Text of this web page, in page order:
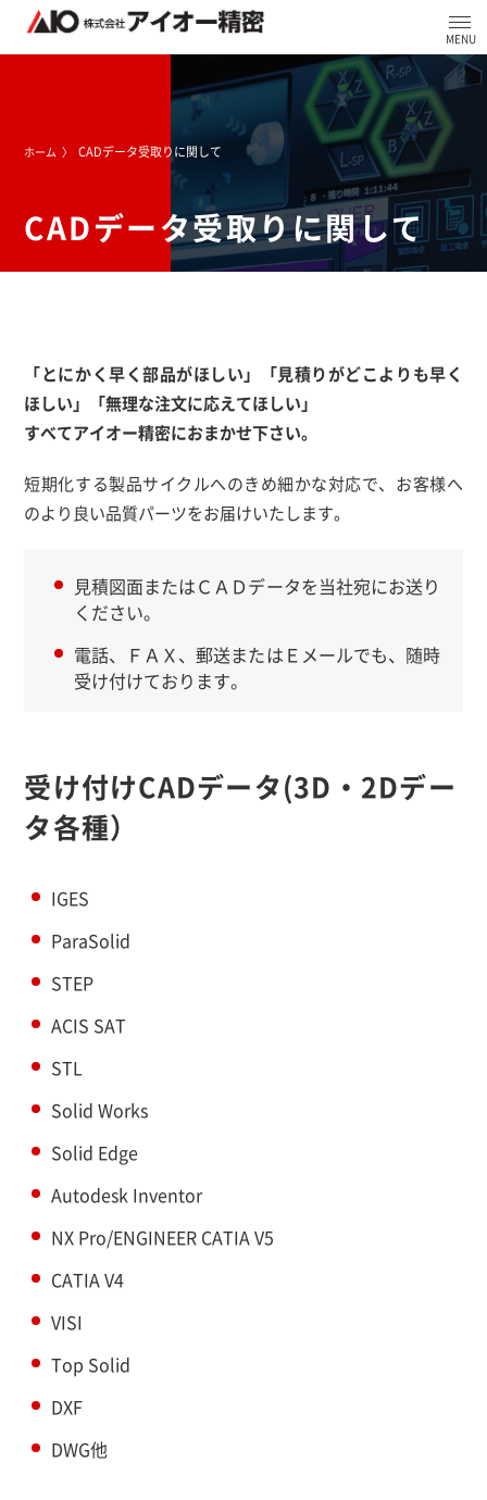
ホーム CADデータ受取りに関して
CADデータ受取りに関して
「とにかく早く部品がほしい」「見積りがどこよりも早く
ほしい」「無理な注文に応えてほしい」
すべてアイオー精密におまかせ下さい。
短期化する製品サイクルへのきめ細かな対応で、お客様へ
のより良い品質パーツをお届けいたします。
見積図面またはＣＡＤデータを当社宛にお送り
ください。
電話、ＦＡＸ、郵送またはＥメールでも、随時
受け付けております。
受け付けCADデータ(3D・2Dデー
タ各種）
IGES
ParaSolid
STEP
ACIS SAT
STL
Solid Works
Solid Edge
Autodesk Inventor
NX Pro/ENGINEER CATIA V5
CATIA V4
VISI
Top Solid
DXF
DWG他